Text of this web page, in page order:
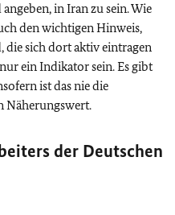
in Iran zu sein. Wie
den wichtigen Hinweis,
die sich dort aktiv eintragen
ein Indikator sein. Es gibt
ist das nie die
Näherungswert.
der Deutschen